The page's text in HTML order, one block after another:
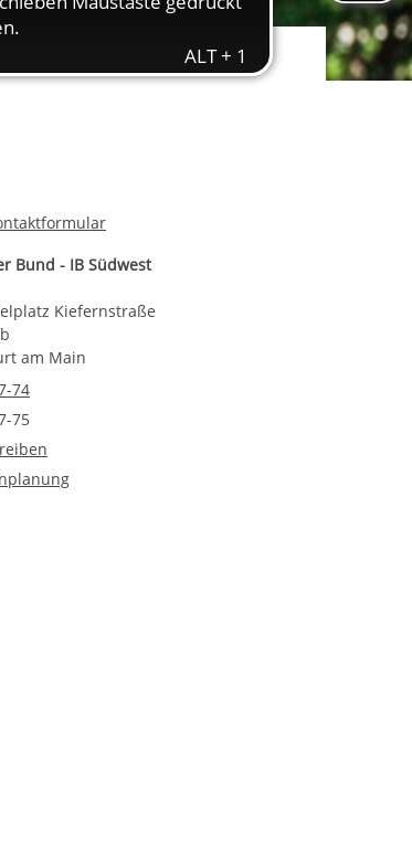
stoppen
Bund - IB Südwest
Kiefernstraße
am Main
74
75
Kiefernstraße